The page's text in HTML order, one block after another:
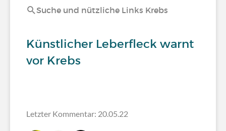
Suche und nützliche Links Krebs
Künstlicher Leberfleck warnt
vor Krebs
Letzter Kommentar: 20.05.22